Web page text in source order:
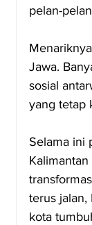
pelan-
Jawa.
sosial
yang tetap
Selama ini
terus jalan,
kota